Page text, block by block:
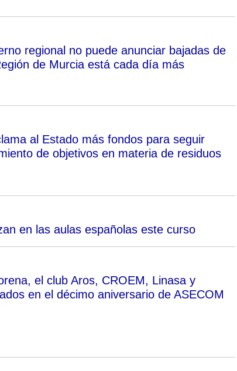
regional no puede anunciar bajadas de
de Murcia está cada día más
al Estado más fondos para seguir
de objetivos en materia de residuos
en las aulas españolas este curso
el club Aros, CROEM, Linasa y
en el décimo aniversario de ASECOM